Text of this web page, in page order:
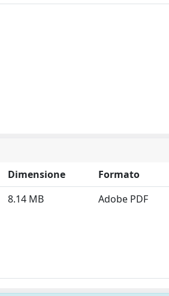
Dimensione
Formato
8.14 MB Adobe PDF